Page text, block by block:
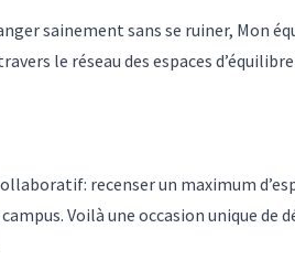
sainement sans se ruiner, Mon
le réseau des espaces
recenser un maximum
Voilà une occasion unique de